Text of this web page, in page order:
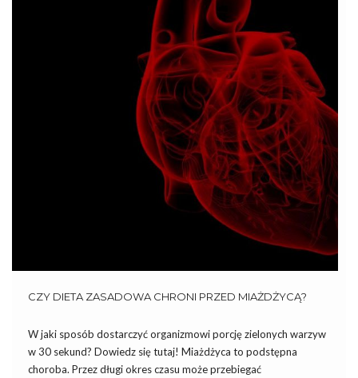
CZY DIETA ZASADOWA CHRONI PRZED MIAŻDŻYCĄ?
W jaki sposób dostarczyć organizmowi porcję zielonych warzyw
w 30 sekund? Dowiedz się tutaj! Miażdżyca to podstępna
choroba. Przez długi okres czasu może przebiegać